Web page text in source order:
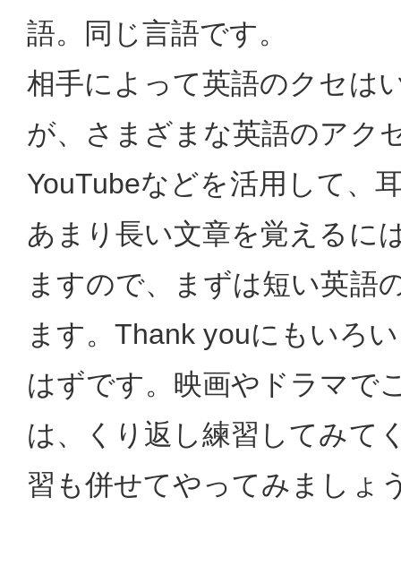
語。同じ言語です。
相手によって英語のクセは
が、さまざまな英語のアク
YouTubeなどを活用して、
あまり長い文章を覚えるに
ますので、まずは短い英語
ます。Thank youにもいろ
はずです。映画やドラマで
は、くり返し練習してみて
習も併せてやってみましょ